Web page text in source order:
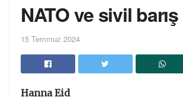
NATO ve sivil
15 Temmuz 2024
Hanna Eid